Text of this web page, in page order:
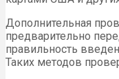
Дополнительная
предварительно
правильность
Таких методов